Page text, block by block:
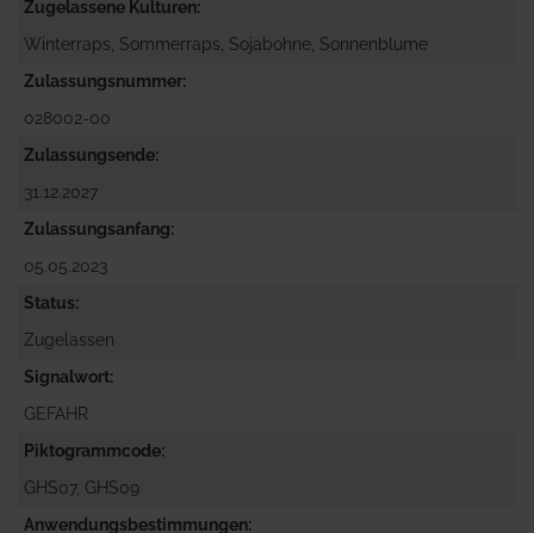
Zugelassene Kulturen
Winterraps, Sommerraps, Sojabohne, Sonnenblume
Zulassungsnummer
028002-00
Zulassungsende
31.12.2027
Zulassungsanfang
05.05.2023
Status
Zugelassen
Signalwort
GEFAHR
Piktogrammcode
GHS07, GHS09
Anwendungsbestimmungen